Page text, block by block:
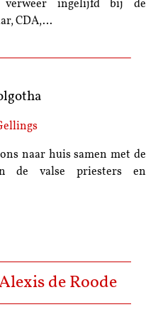
ingelijfd bij de
CDA,…
naar huis samen met de
de valse priesters en
de Roode